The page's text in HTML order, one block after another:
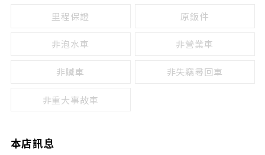
里程保證 原鈑件
非泡水車 非營業車
非贓車 非失竊尋回車
非重大事故車
本店訊息